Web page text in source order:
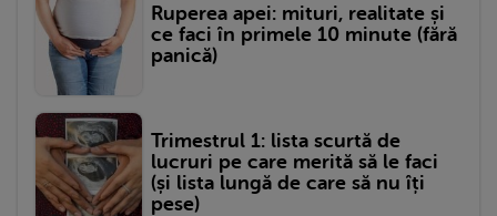
Ruperea apei: mituri, realitate și
ce faci în primele 10 minute (fără
panică)
Trimestrul 1: lista scurtă de
lucruri pe care merită să le faci
(și lista lungă de care să nu îți
pese)